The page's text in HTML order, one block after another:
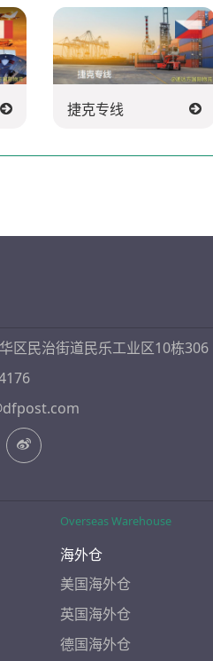
捷克专线
区民治街道民乐工业区10栋306
Overseas Warehouse
海外仓
美国海外仓
英国海外仓
德国海外仓